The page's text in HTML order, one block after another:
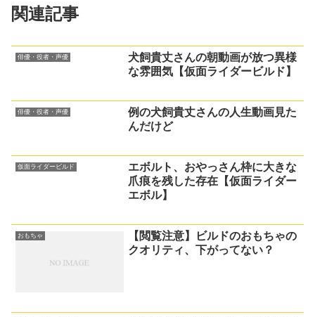
関連記事
俳優・役者・声優
犬飼貴丈さんの朝動画が放つ異様
な雰囲気【仮面ライダービルド】
俳優・役者・声優
例の犬飼貴丈さんの人生動画見た
んだけど
仮面ライダービルド
エボルト、おやっさん枠に大きな
爪痕を残した存在【仮面ライダー
エボル】
おもちゃ
【閲覧注意】ビルドのおもちゃの
クオリティ、下がってない？